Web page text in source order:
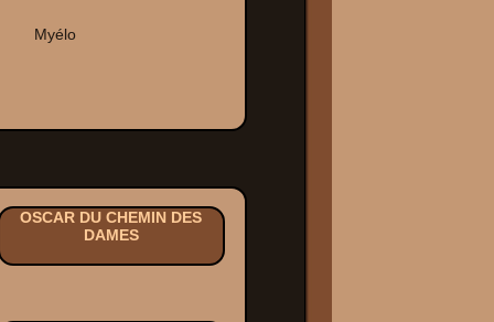
Myélo
OSCAR DU CHEMIN DES
DAMES